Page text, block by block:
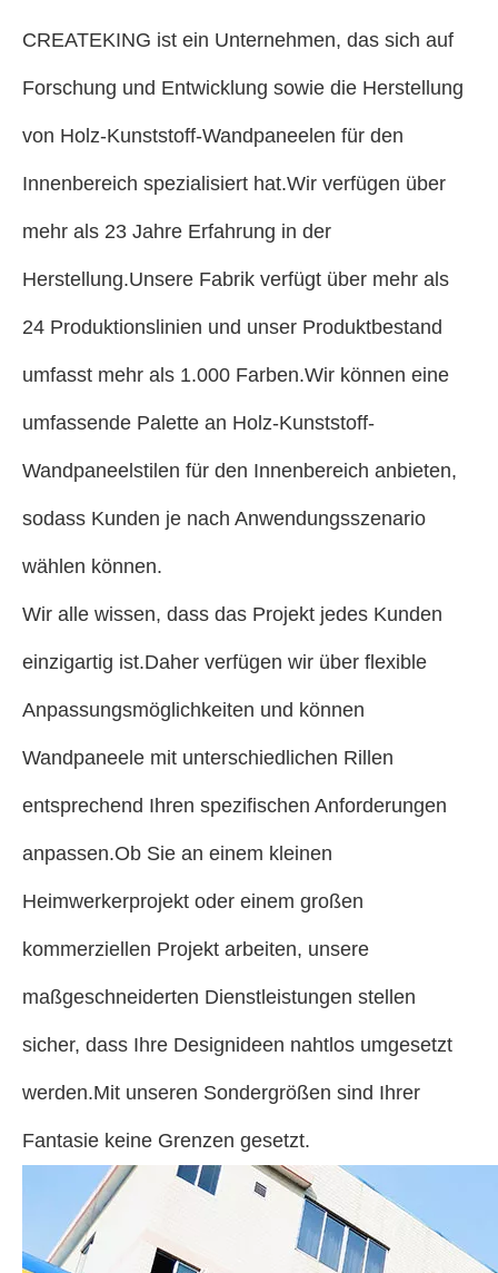
CREATEKING ist ein Unternehmen, das sich auf
Forschung und Entwicklung sowie die Herstellung
von Holz-Kunststoff-Wandpaneelen für den
Innenbereich spezialisiert hat.Wir verfügen über
mehr als 23 Jahre Erfahrung in der
Herstellung.Unsere Fabrik verfügt über mehr als
24 Produktionslinien und unser Produktbestand
umfasst mehr als 1.000 Farben.Wir können eine
umfassende Palette an Holz-Kunststoff-
Wandpaneelstilen für den Innenbereich anbieten,
sodass Kunden je nach Anwendungsszenario
wählen können.
Wir alle wissen, dass das Projekt jedes Kunden
einzigartig ist.Daher verfügen wir über flexible
Anpassungsmöglichkeiten und können
Wandpaneele mit unterschiedlichen Rillen
entsprechend Ihren spezifischen Anforderungen
anpassen.Ob Sie an einem kleinen
Heimwerkerprojekt oder einem großen
kommerziellen Projekt arbeiten, unsere
maßgeschneiderten Dienstleistungen stellen
sicher, dass Ihre Designideen nahtlos umgesetzt
werden.Mit unseren Sondergrößen sind Ihrer
Fantasie keine Grenzen gesetzt.